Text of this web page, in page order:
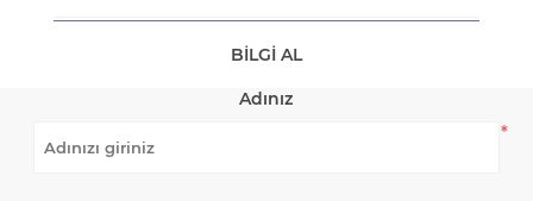
BILGI AL
Adınız
*